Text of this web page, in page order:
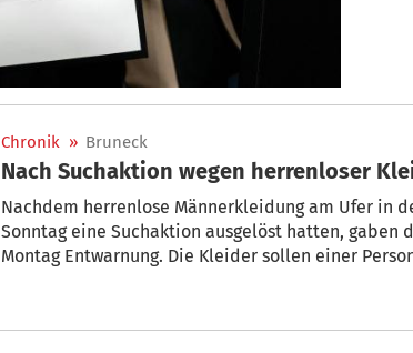
Chronik » Bruneck
Nach Suchaktion wegen herrenloser
Nachdem herrenlose Männerkleidung am Ufer in
Sonntag eine Suchaktion ausgelöst hatten, gaben
Montag Entwarnung. Die Kleider sollen einer